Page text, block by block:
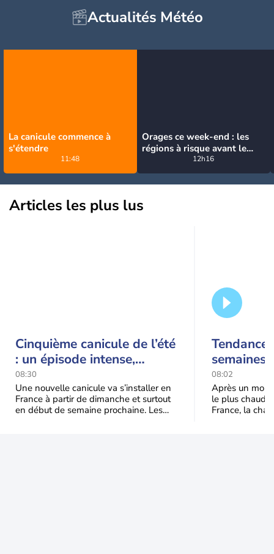
Actualités Météo
La canicule commence à
s'étendre
11:48
Orages ce week-end : les
régions à risque avant le
retour de la canicule
12h16
Articles les plus lus
Cinquième canicule de l’été
: un épisode intense,
durable et étendu la
semaine prochaine
08:30
Une nouvelle canicule va s’installer en
France à partir de dimanche et surtout
en début de semaine prochaine. Les
Tendance
semaines
septembre
08:02
Après un
le plus chaud
France, la